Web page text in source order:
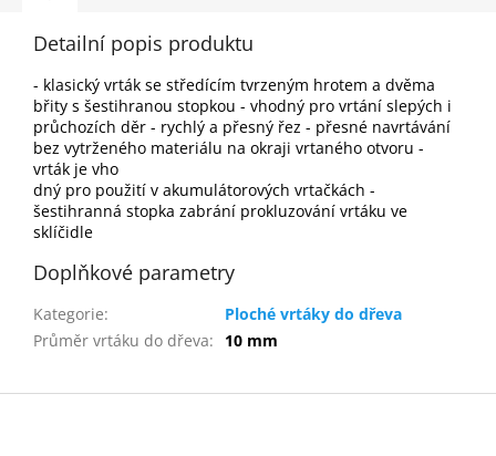
Detailní popis produktu
- klasický vrták se středícím tvrzeným hrotem a dvěma
břity s šestihranou stopkou - vhodný pro vrtání slepých i
průchozích děr - rychlý a přesný řez - přesné navrtávání
bez vytrženého materiálu na okraji vrtaného otvoru -
vrták je vho
dný pro použití v akumulátorových vrtačkách -
šestihranná stopka zabrání prokluzování vrtáku ve
sklíčidle
Doplňkové parametry
Kategorie:
Ploché vrtáky do dřeva
Průměr vrtáku do dřeva: 10 mm
Z